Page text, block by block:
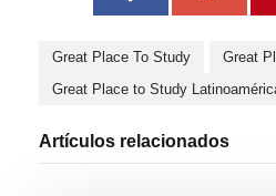
Great Place To Study
Great
Great Place to Study
Artículos relacionados